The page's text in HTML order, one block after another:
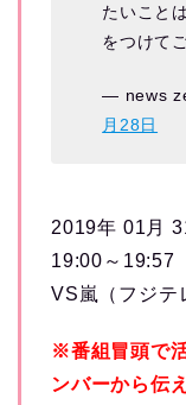
たいこと
をつけて
— news
月28日
2019年 01月
19:00～19:57
VS嵐（フジテ
※番組冒頭で
ンバーから伝